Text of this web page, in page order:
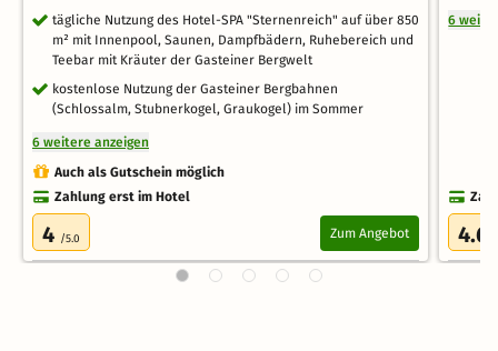
tägliche Nutzung des Hotel-SPA "Sternenreich" auf über 850
m² mit Innenpool, Saunen, Dampfbädern, Ruhebereich und
Teebar mit Kräuter der Gasteiner Bergwelt
kostenlose Nutzung der Gasteiner Bergbahnen
(Schlossalm, Stubnerkogel, Graukogel) im Sommer
6 weitere anzeigen
Auch als Gutschein möglich
Zahlung erst im Hotel
4 /5.0 Zum Angebot
6
4.6